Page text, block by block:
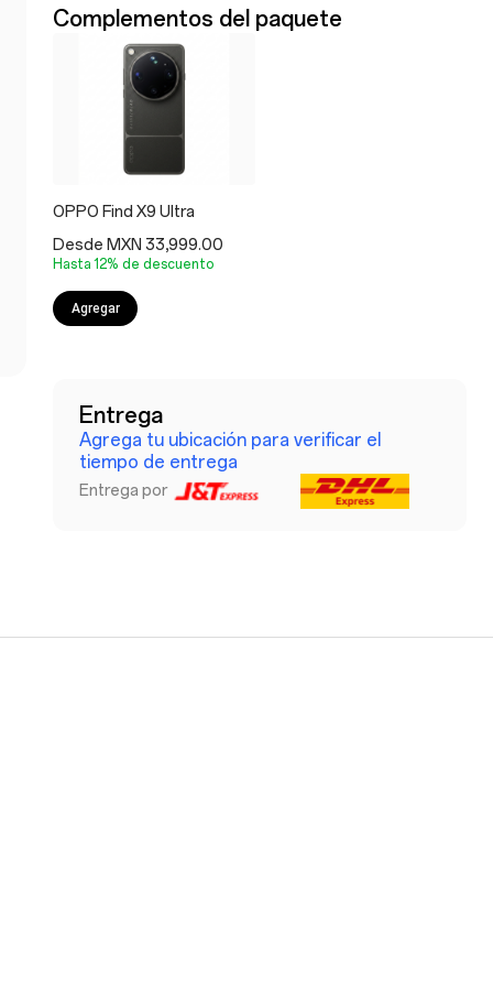
Complementos del paquete
OPPO Find X9 Ultra
Desde MXN 33,999.00
Hasta 12% de descuento
Agregar
Entrega
Agrega tu ubicación para verificar el
tiempo de entrega
Entrega por